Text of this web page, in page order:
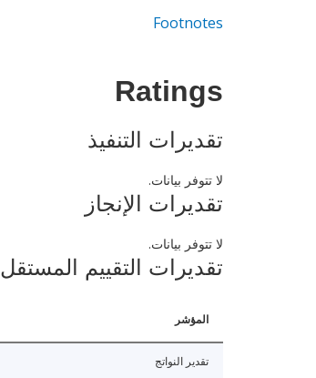
Footnotes
Ratings
تقديرات التنفيذ
لا تتوفر بيانات.
تقديرات الإنجاز
لا تتوفر بيانات.
تقديرات التقييم المستقل
المؤشر
تقدير النواتج